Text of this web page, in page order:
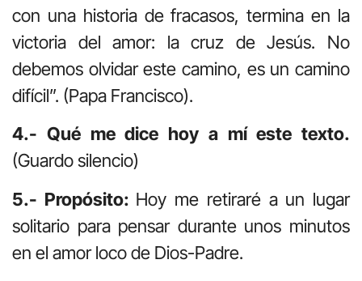
con una historia de fracasos, termina en la
victoria del amor: la cruz de Jesús. No
debemos olvidar este camino, es un camino
difícil”. (Papa Francisco).
4.- Qué me dice hoy a mí este texto.
(Guardo silencio)
5.- Propósito: Hoy me retiraré a un lugar
solitario para pensar durante unos minutos
en el amor loco de Dios-Padre.